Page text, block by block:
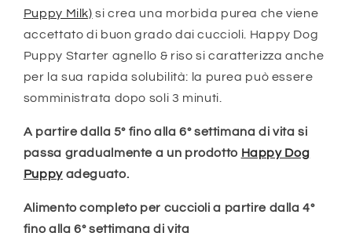
Puppy Milk) si crea una morbida purea che viene
accettato di buon grado dai cuccioli. Happy Dog
Puppy Starter agnello & riso si caratterizza anche
per la sua rapida solubilità: la purea può essere
somministrata dopo soli 3 minuti.
A partire dalla 5° fino alla 6° settimana di vita si
passa gradualmente a un prodotto Happy Dog
Puppy adeguato.
Alimento completo per cuccioli a partire dalla 4°
fino alla 6° settimana di vita